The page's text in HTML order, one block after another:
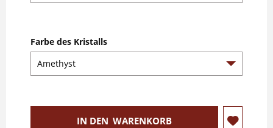
Farbe des Kristalls
IN DEN WARENKORB